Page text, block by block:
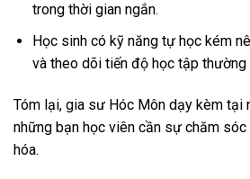
trong thời gian ngắn.
Học sinh có kỹ năng tự học kém
và theo dõi tiến độ học tập thường
Tóm lại, gia sư Hóc Môn dạy kèm tại
những bạn học viên cần sự chăm sóc
hóa.